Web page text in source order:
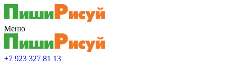
Меню
+7 923 327 81 13